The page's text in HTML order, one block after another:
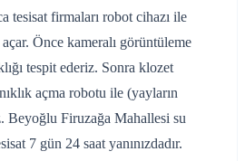
tesisat firmaları robot cihazı ile
açar. Önce kameralı görüntüleme
tespit ederiz. Sonra klozet
açma robotu ile (yayların
Beyoğlu Firuzağa Mahallesi su
7 gün 24 saat yanınızdadır.